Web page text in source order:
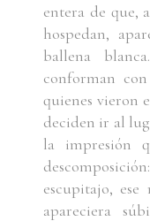
entera de que,
hospedan,
ballena
conforman
quienes vieron
deciden ir al
la impresión
escupitajo,
apareciera